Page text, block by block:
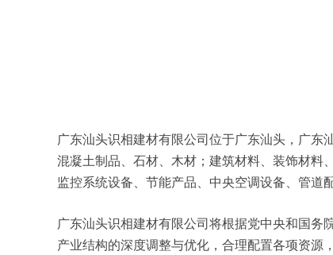
广东汕头识相建材有限公司位于广东汕头，广东
混凝土制品、石材、木材；建筑材料、装饰材料
监控系统设备、节能产品、中央空调设备、管道
广东汕头识相建材有限公司将根据党中央和国
产业结构的深度调整与优化，合理配置各项资源